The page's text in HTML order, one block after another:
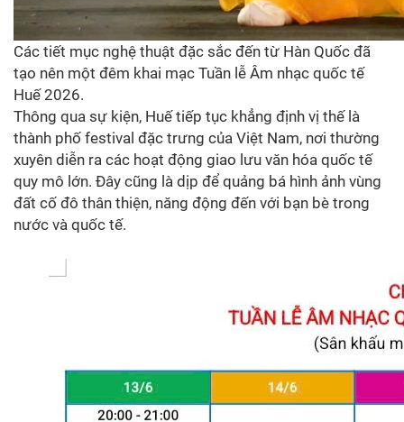
Các tiết mục nghệ thuật đặc sắc đến từ Hàn Quốc đã
tạo nên một đêm khai mạc Tuần lễ Âm nhạc quốc tế
Huế 2026.
Thông qua sự kiện, Huế tiếp tục khẳng định vị thế là
thành phố festival đặc trưng của Việt Nam, nơi thường
xuyên diễn ra các hoạt động giao lưu văn hóa quốc tế
quy mô lớn. Đây cũng là dịp để quảng bá hình ảnh vùng
đất cố đô thân thiện, năng động đến với bạn bè trong
nước và quốc tế.